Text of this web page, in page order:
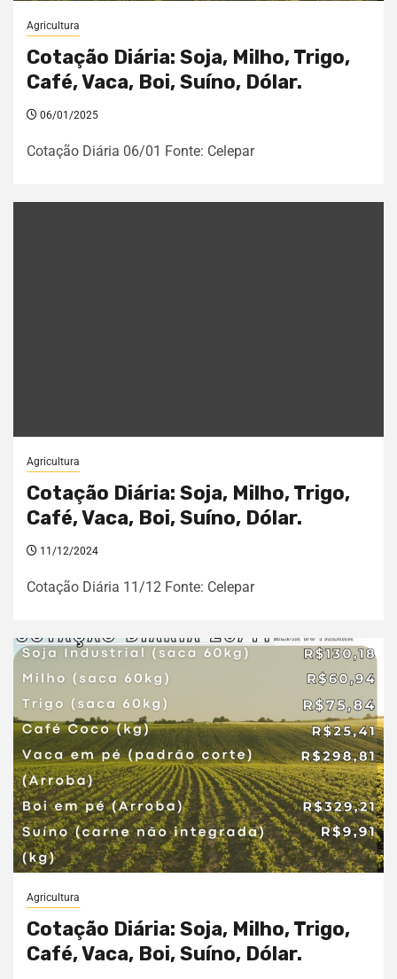
Agricultura
Cotação Diária: Soja, Milho, Trigo,
Café, Vaca, Boi, Suíno, Dólar.
06/01/2025
Cotação Diária 06/01 Fonte: Celepar
Agricultura
Cotação Diária: Soja, Milho, Trigo,
Café, Vaca, Boi, Suíno, Dólar.
11/12/2024
Cotação Diária 11/12 Fonte: Celepar
Agricultura
Cotação Diária: Soja, Milho, Trigo,
Café, Vaca, Boi, Suíno, Dólar.